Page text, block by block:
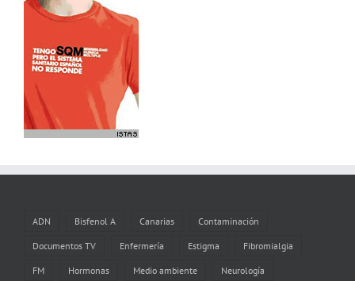
ADN Bisfenol A Canarias Contaminación
Documentos TV Enfermería Estigma Fibromialgia
FM Hormonas Medio ambiente Neurología